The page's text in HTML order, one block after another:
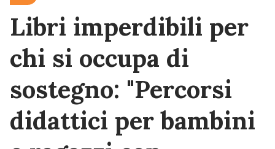
Libri imperdibili per
chi si occupa di
sostegno: "Percorsi
didattici per bambini